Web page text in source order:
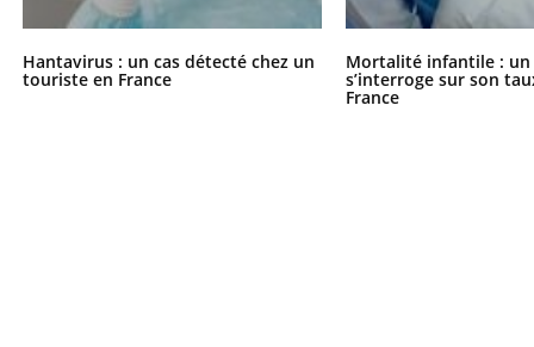
Hantavirus : un cas détecté chez un
touriste en France
Mortalité infantile :
s’interroge sur son
France
lié à un groupe
: l'utilisation d'un « jumeau
» permet ...